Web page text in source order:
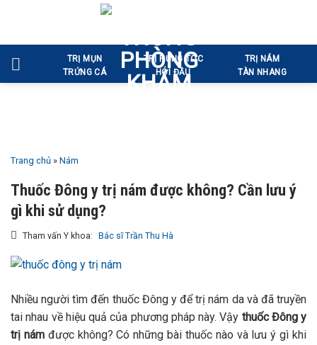
nội
dung
TRỊ MỤN
TRỨNG CÁ
TRỊ RỤNG TÓC
HÓI ĐẦU
TRỊ NÁM
TÀN NHANG
Trang chủ » Nám
Thuốc Đông y trị nám được không? Cần lưu ý
gì khi sử dụng?
Tham vấn Y khoa: Bác sĩ Trần Thu Hà
Nhiều người tìm đến thuốc Đông y để trị nám da và đã truyền
tai nhau về hiệu quả của phương pháp này. Vậy thuốc Đông y
trị námđược không? Có những bài thuốc nào và lưu ý gì khi